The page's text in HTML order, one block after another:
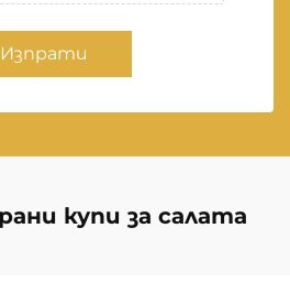
Изпрати
купи за салата